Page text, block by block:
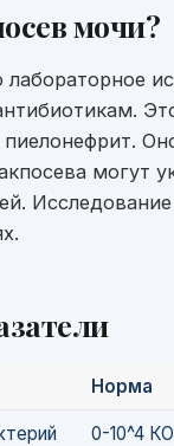
мочи?
пиелонефрит.
могут
Норма
0-10^4